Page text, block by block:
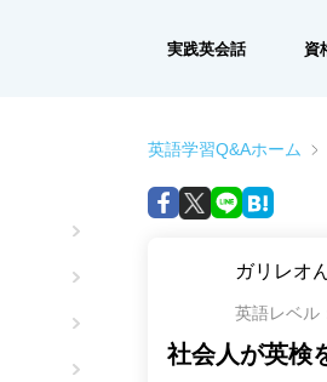
実践英会話 資
英語学習Q&Aホーム
ガリレオ
英語レベル
社会人が英検